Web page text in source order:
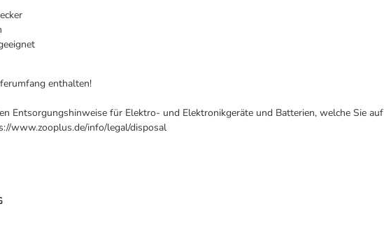
enthalten!
Entsorgungshinweise für Elektro- und Elektronikgeräte und Batterien, welche Sie auf
www.zooplus.de/info/legal/disposal